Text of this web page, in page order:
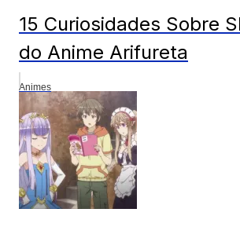
15 Curiosidades Sobre
do Anime Arifureta
Animes